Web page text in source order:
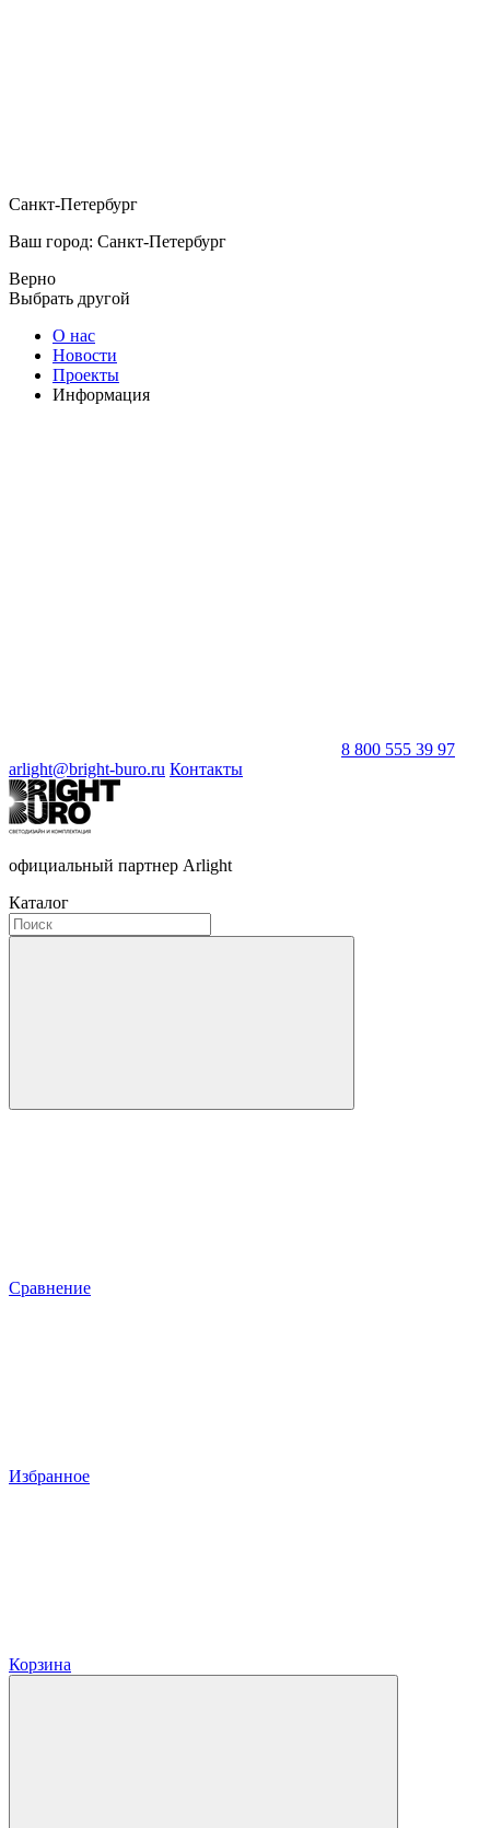
Санкт-Петербург
Ваш город: Санкт-Петербург
Верно
Выбрать другой
О нас
Новости
Проекты
Информация
8 800 555 39 97
arlight@bright-buro.ru Контакты
официальный партнер Arlight
Каталог
Сравнение
Избранное
Корзина